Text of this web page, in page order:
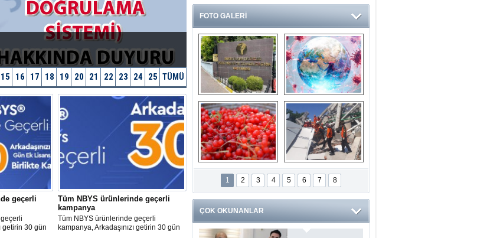
15 16 17 18 19 20 21 22 23 24 25 TÜMÜ
geçerli
getirin 30 gün
Tüm NBYS ürünlerinde geçerli
kampanya
Tüm NBYS ürünlerinde geçerli
kampanya, Arkadaşınızı getirin 30 gün
FOTO GALERİ
Ve burası da bir
devlet hastanesi
14 soruda
Koronavirüs
hakkında kendinizi
test edin...
Gilaburu meyvesi
kanserden koruyor
Endonezya’daki
deprem: Ölü sayısı
bin 203'e yükseldi
1 2 3 4 5 6 7 8
ÇOK OKUNANLAR